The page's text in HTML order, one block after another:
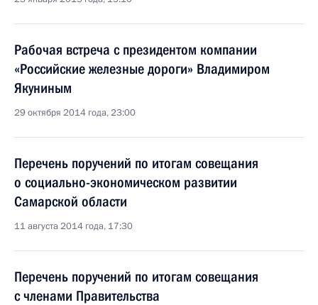
Рабочая встреча с президентом компании
«Российские железные дороги» Владимиром
Якуниным
29 октября 2014 года, 23:00
Перечень поручений по итогам совещания
о социально-экономическом развитии
Самарской области
11 августа 2014 года, 17:30
Перечень поручений по итогам совещания
с членами Правительства